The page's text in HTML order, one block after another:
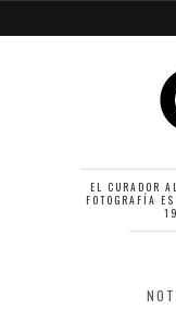
EL CURADOR
FOTOGRAFÍA